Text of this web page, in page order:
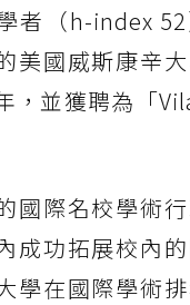
者（h-index
美國威斯康辛
，並獲聘為「
國際名校學術
成功拓展校內
學在國際學術